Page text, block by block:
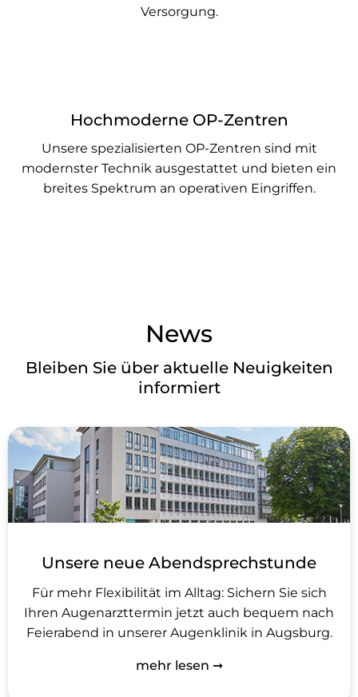
Versorgung.
Hochmoderne OP-Zentren
Unsere spezialisierten OP-Zentren sind mit
modernster Technik ausgestattet und bieten ein
breites Spektrum an operativen Eingriffen.
News
Bleiben Sie über aktuelle Neuigkeiten
informiert
Unsere neue Abendsprechstunde
Für mehr Flexibilität im Alltag: Sichern Sie sich
Ihren Augenarzttermin jetzt auch bequem nach
Feierabend in unserer Augenklinik in Augsburg.
mehr lesen ➞